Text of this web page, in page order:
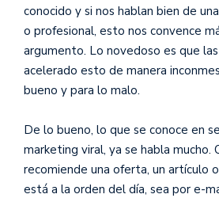
conocido y si nos hablan bien de
o profesional, esto nos convence
argumento. Lo novedoso es que
acelerado esto de manera
bueno y para lo malo.
De lo bueno, lo que se conoce en
marketing viral, ya se habla mucho.
recomiende una oferta, un artículo
está a la orden del día, sea por e-